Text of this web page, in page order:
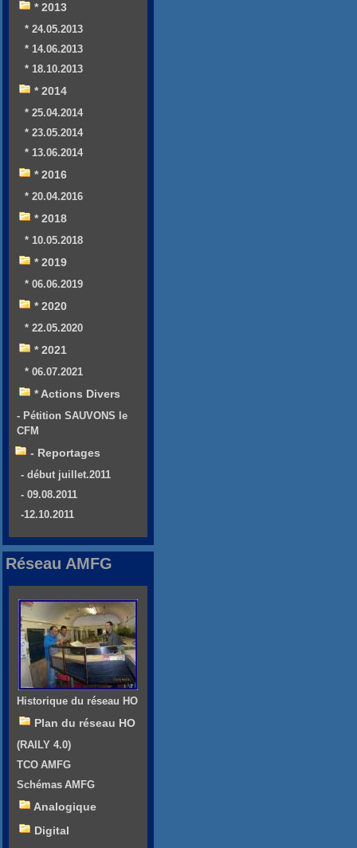
* 2013
* 24.05.2013
* 14.06.2013
* 18.10.2013
* 2014
* 25.04.2014
* 23.05.2014
* 13.06.2014
* 2016
* 20.04.2016
* 2018
* 10.05.2018
* 2019
* 06.06.2019
* 2020
* 22.05.2020
* 2021
* 06.07.2021
* Actions Divers
- Pétition SAUVONS le
CFM
- Reportages
- début juillet.2011
- 09.08.2011
-12.10.2011
Réseau AMFG
Historique du réseau HO
Plan du réseau HO
(RAILY 4.0)
TCO AMFG
Schémas AMFG
Analogique
Digital